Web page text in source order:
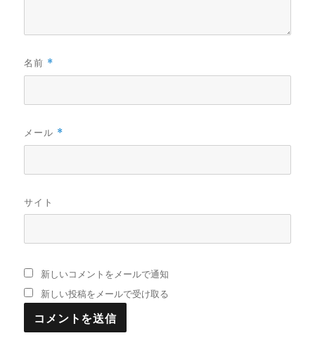
名前 *
メール *
サイト
新しいコメントをメールで通知
新しい投稿をメールで受け取る